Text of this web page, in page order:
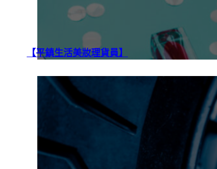
【平鎮生活美妝理貨員】